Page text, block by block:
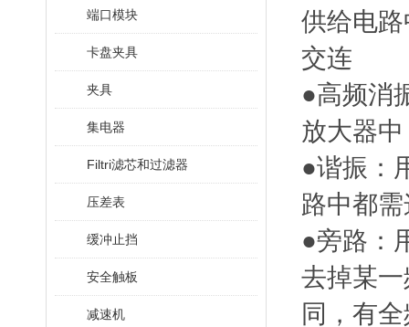
端口模块
卡盘夹具
夹具
集电器
Filtri滤芯和过滤器
压差表
缓冲止挡
安全触板
减速机
供给电
交连
●高频消
放大器
●谐振：
路中都
●旁路：
去掉某
同，有